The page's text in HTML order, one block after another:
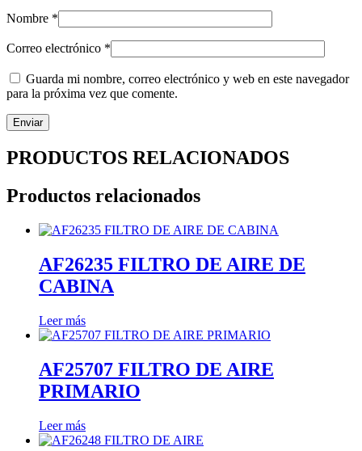
Nombre *
Correo electrónico *
Guarda mi nombre, correo electrónico y web en este navegador
para la próxima vez que comente.
PRODUCTOS RELACIONADOS
Productos relacionados
AF26235 FILTRO DE AIRE DE
CABINA
Leer más
AF25707 FILTRO DE AIRE
PRIMARIO
Leer más